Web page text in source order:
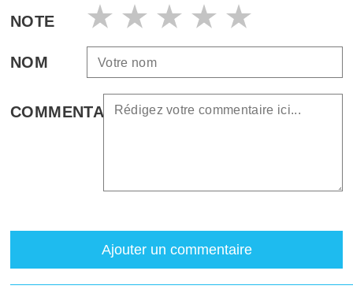
NOTE
NOM
COMMENTAIRE
Ajouter un commentaire